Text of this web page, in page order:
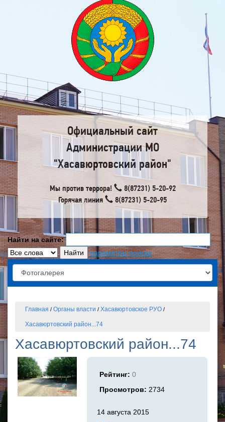
Официальный сайт
Администрации МО
"Хасавюртовский район"
Мы против террора!
8(87231) 5-20-92
Горячая линия
8(87231) 5-20-95
Найти на сайте:
параметры поиска
Главная / Органы власти / Хасавюртовское РУО /
Хасавюртовский район...74
Хасавюртовский район...74
Рейтинг: 0
Просмотров: 2734
14 августа 2015